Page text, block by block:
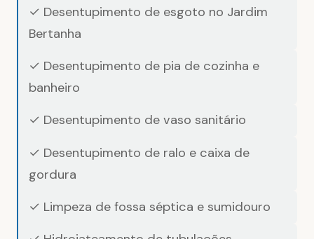
✓ Desentupimento de esgoto no Jardim
Bertanha
✓ Desentupimento de pia de cozinha e
banheiro
✓ Desentupimento de vaso sanitário
✓ Desentupimento de ralo e caixa de
gordura
✓ Limpeza de fossa séptica e sumidouro